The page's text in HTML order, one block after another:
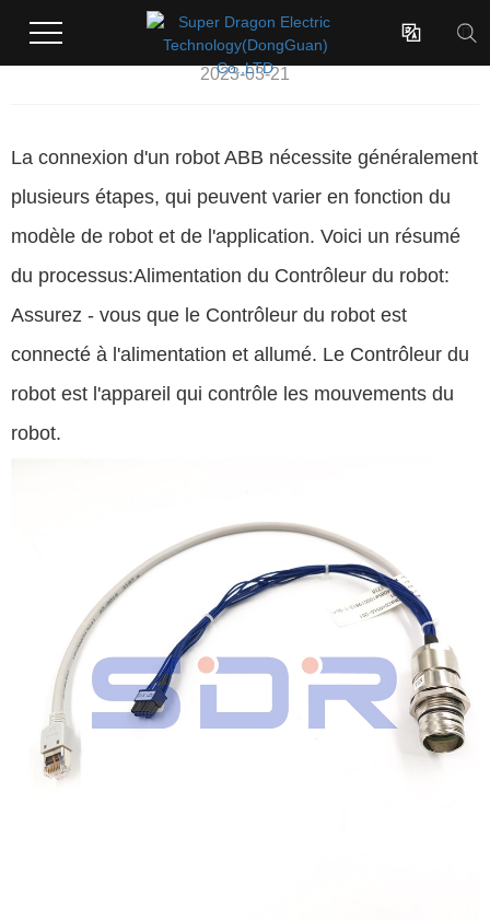

Comment connecter un robot ABB?
2023-03-21
La connexion d'un robot ABB nécessite généralement
plusieurs étapes, qui peuvent varier en fonction du
modèle de robot et de l'application. Voici un résumé
du processus:Alimentation du Contrôleur du robot:
Assurez - vous que le Contrôleur du robot est
connecté à l'alimentation et allumé. Le Contrôleur du
robot est l'appareil qui contrôle les mouvements du
robot.